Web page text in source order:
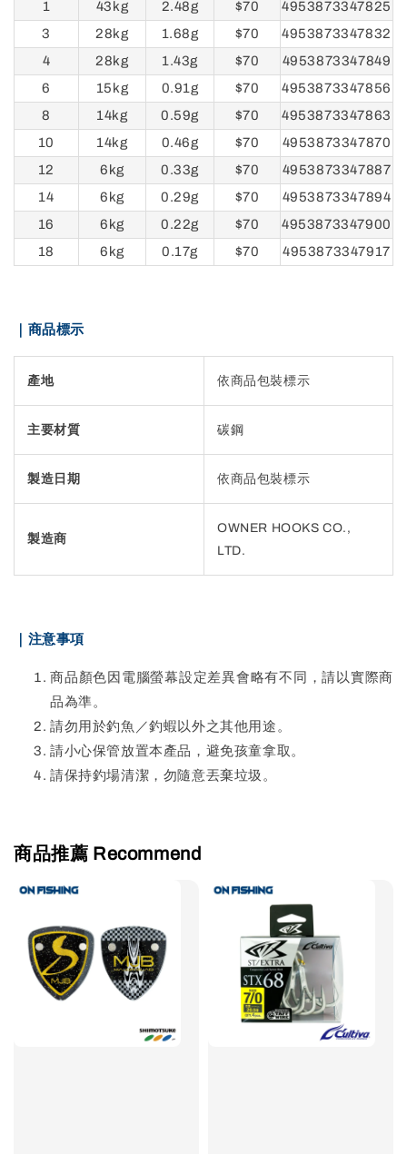
1 43kg 2.48g $70
4953873347825
3
28kg 1.68g $70
4953873347832
4
28kg 1.43g $70
4953873347849
6
15kg 0.91g $70
4953873347856
8
14kg 0.59g $70
4953873347863
10
14kg 0.46g $70
4953873347870
12
6kg 0.33g $70
4953873347887
14
6kg 0.29g $70
4953873347894
16
6kg 0.22g $70
4953873347900
18
6kg 0.17g $70 4953873347917
｜商品標示
產地 依商品包裝標示
主要材質 碳鋼
製造日期 依商品包裝標示
製造商
OWNER HOOKS CO.,
LTD.
｜注意事項
商品顏色因電腦螢幕設定差異會略有不同，請以實際商
品為準。
請勿用於釣魚／釣蝦以外之其他用途。
請小心保管放置本產品，避免孩童拿取。
請保持釣場清潔，勿隨意丟棄垃圾。
商品推薦 Recommend